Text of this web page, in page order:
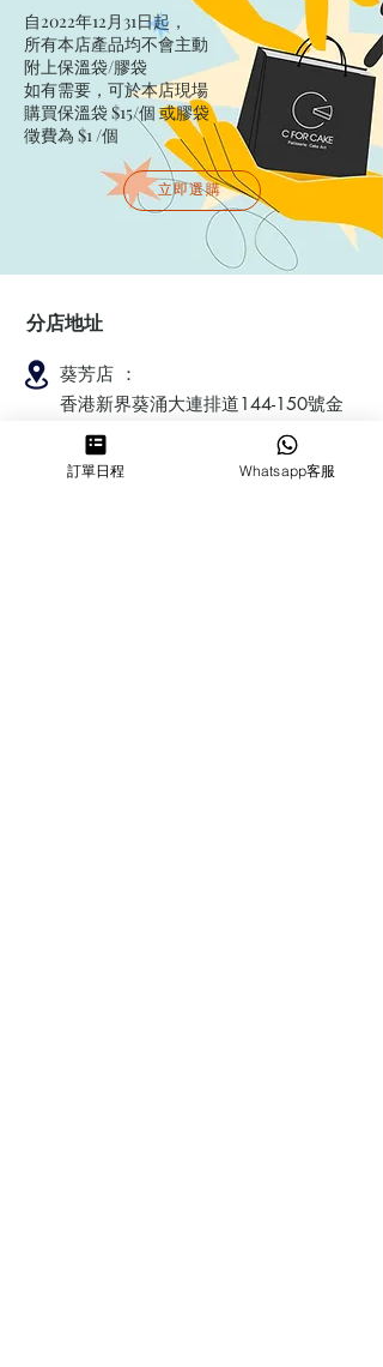
自2022年12月31日起，
所有本店產品均不會主動
附上保溫袋/膠袋​
如有需要，可於本店現場
購買保溫袋 $15/個​ 或膠袋
徵費為 $1 /個
立即選購
分店地址
葵芳店 ：
香港新界葵涌大連排道144-150號金
豐工業大廈第一期23樓F室
訂單日程 Whatsapp客服